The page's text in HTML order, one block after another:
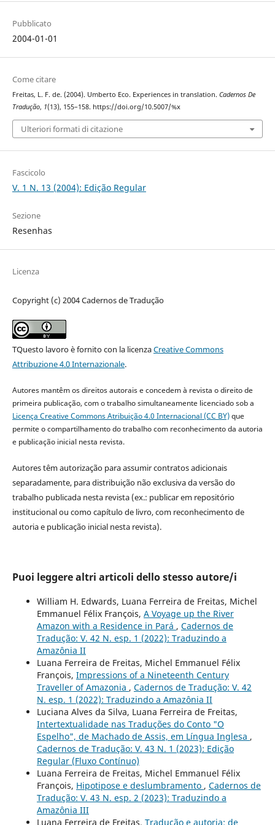
Pubblicato
2004-01-01
Come citare
Freitas, L. F. de. (2004). Umberto Eco. Experiences in translation. Cadernos De
Tradução, 1(13), 155–158. https://doi.org/10.5007/%x
Ulteriori formati di citazione
Fascicolo
V. 1 N. 13 (2004): Edição Regular
Sezione
Resenhas
Licenza
Copyright (c) 2004 Cadernos de Tradução
TQuesto lavoro è fornito con la licenzaCreative Commons
Attribuzione 4.0 Internazionale.
Autores mantêm os direitos autorais e concedem à revista o direito de
primeira publicação, com o trabalho simultaneamente licenciado sob a
Licença Creative Commons Atribuição 4.0 Internacional (CC BY)que
permite o compartilhamento do trabalho com reconhecimento da autoria
e publicação inicial nesta revista.
Autores têm autorização para assumir contratos adicionais
separadamente, para distribuição não exclusiva da versão do
trabalho publicada nesta revista (ex.: publicar em repositório
institucional ou como capítulo de livro, com reconhecimento de
autoria e publicação inicial nesta revista).
Puoi leggere altri articoli dello stesso autore/i
William H. Edwards, Luana Ferreira de Freitas, Michel
Emmanuel Félix François, A Voyage up the River
Amazon with a Residence in Pará , Cadernos de
Tradução: V. 42 N. esp. 1 (2022): Traduzindo a
Amazônia II
Luana Ferreira de Freitas, Michel Emmanuel Félix
François, Impressions of a Nineteenth Century
Traveller of Amazonia , Cadernos de Tradução: V. 42
N. esp. 1 (2022): Traduzindo a Amazônia II
Luciana Alves da Silva, Luana Ferreira de Freitas,
Intertextualidade nas Traduções do Conto "O
Espelho", de Machado de Assis, em Língua Inglesa ,
Cadernos de Tradução: V. 43 N. 1 (2023): Edição
Regular (Fluxo Contínuo)
Luana Ferreira de Freitas, Michel Emmanuel Félix
François, Hipotipose e deslumbramento , Cadernos de
Tradução: V. 43 N. esp. 2 (2023): Traduzindo a
Amazônia III
Luana Ferreira de Freitas, Tradução e autoria: de